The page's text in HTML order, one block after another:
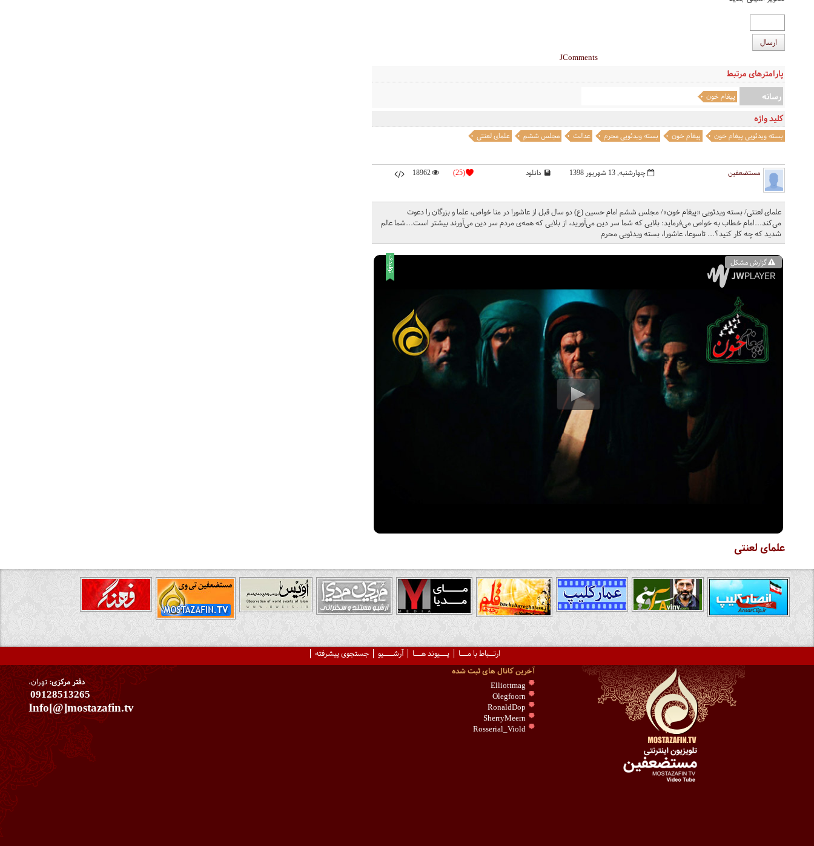
علمای لعنتی
گزارش مشکل
علمای لعنتی/ بسته ویدئویی «پیغام خون»/ مجلس ششم امام حسین (ع) دو سال قبل از عاشورا در منا خواص، علما و بزرگان را دعوت
می‌کند...امام خطاب به خواص می‌فرماید: بلایی که شما سر دین می‌آورید، از بلایی که همه‌ی مردم سر دین می‌آورند بیشتر است...شما عالم
شدید که چه کار کنید؟... تاسوعا، عاشورا، بسته ویدئویی محرم
مستضعفین چهارشنبه, 13 شهریور 1398 دانلود (25)
18962
کلید واژه
بسته ویدئویی پیغام خون پیغام خون بسته ویدئویی محرم عدالت مجلس ششم علمای لعنتی
پارامترهای مرتبط
رسانه پیغام خون
ارسال
JComments
ارتــباط با مـــا پـــیوند هـــا آرشــــیو جستجوی پیشرفته
دفتر مرکزی:تهران،
09128513265
Info[@]mostazafin.tv
آخرین کانال های ثبت شده
Elliottmag
Olegfoorn
RonaldDop
SherryMeern
Rosserial_Viold